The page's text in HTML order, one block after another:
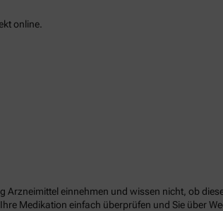
online.
Arzneimittel einnehmen und wissen nicht, ob
Medikation einfach überprüfen und Sie über